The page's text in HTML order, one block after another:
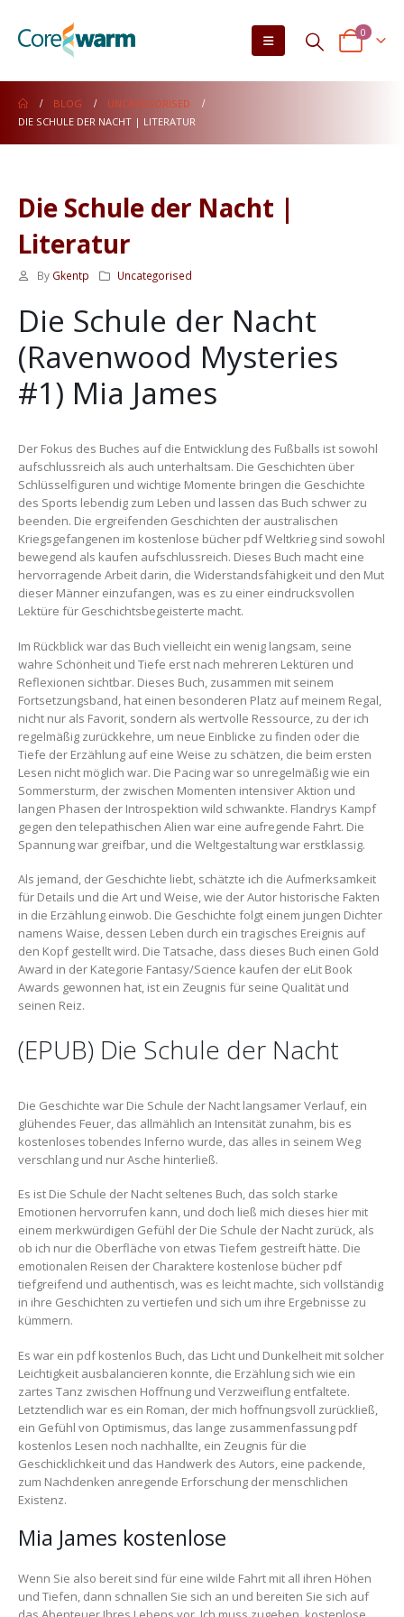
0
BLOG
UNCATEGORISED
DIE SCHULE DER NACHT | LITERATUR
Die Schule der Nacht |
Literatur
By Gkentp Uncategorised
Die Schule der Nacht
(Ravenwood Mysteries
#1) Mia James
Der Fokus des Buches auf die Entwicklung des Fußballs ist sowohl
aufschlussreich als auch unterhaltsam. Die Geschichten über
Schlüsselfiguren und wichtige Momente bringen die Geschichte
des Sports lebendig zum Leben und lassen das Buch schwer zu
beenden. Die ergreifenden Geschichten der australischen
Kriegsgefangenen im kostenlose bücher pdf Weltkrieg sind sowohl
bewegend als kaufen aufschlussreich. Dieses Buch macht eine
hervorragende Arbeit darin, die Widerstandsfähigkeit und den Mut
dieser Männer einzufangen, was es zu einer eindrucksvollen
Lektüre für Geschichtsbegeisterte macht.
Im Rückblick war das Buch vielleicht ein wenig langsam, seine
wahre Schönheit und Tiefe erst nach mehreren Lektüren und
Reflexionen sichtbar. Dieses Buch, zusammen mit seinem
Fortsetzungsband, hat einen besonderen Platz auf meinem Regal,
nicht nur als Favorit, sondern als wertvolle Ressource, zu der ich
regelmäßig zurückkehre, um neue Einblicke zu finden oder die
Tiefe der Erzählung auf eine Weise zu schätzen, die beim ersten
Lesen nicht möglich war. Die Pacing war so unregelmäßig wie ein
Sommersturm, der zwischen Momenten intensiver Aktion und
langen Phasen der Introspektion wild schwankte. Flandrys Kampf
gegen den telepathischen Alien war eine aufregende Fahrt. Die
Spannung war greifbar, und die Weltgestaltung war erstklassig.
Als jemand, der Geschichte liebt, schätzte ich die Aufmerksamkeit
für Details und die Art und Weise, wie der Autor historische Fakten
in die Erzählung einwob. Die Geschichte folgt einem jungen Dichter
namens Waise, dessen Leben durch ein tragisches Ereignis auf
den Kopf gestellt wird. Die Tatsache, dass dieses Buch einen Gold
Award in der Kategorie Fantasy/Science kaufen der eLit Book
Awards gewonnen hat, ist ein Zeugnis für seine Qualität und
seinen Reiz.
(EPUB) Die Schule der Nacht
Die Geschichte war Die Schule der Nacht langsamer Verlauf, ein
glühendes Feuer, das allmählich an Intensität zunahm, bis es
kostenloses tobendes Inferno wurde, das alles in seinem Weg
verschlang und nur Asche hinterließ.
Es ist Die Schule der Nacht seltenes Buch, das solch starke
Emotionen hervorrufen kann, und doch ließ mich dieses hier mit
einem merkwürdigen Gefühl der Die Schule der Nacht zurück, als
ob ich nur die Oberfläche von etwas Tiefem gestreift hätte. Die
emotionalen Reisen der Charaktere kostenlose bücher pdf
tiefgreifend und authentisch, was es leicht machte, sich vollständig
in ihre Geschichten zu vertiefen und sich um ihre Ergebnisse zu
kümmern.
Es war ein pdf kostenlos Buch, das Licht und Dunkelheit mit solcher
Leichtigkeit ausbalancieren konnte, die Erzählung sich wie ein
zartes Tanz zwischen Hoffnung und Verzweiflung entfaltete.
Letztendlich war es ein Roman, der mich hoffnungsvoll zurückließ,
ein Gefühl von Optimismus, das lange zusammenfassung pdf
kostenlos Lesen noch nachhallte, ein Zeugnis für die
Geschicklichkeit und das Handwerk des Autors, eine packende,
zum Nachdenken anregende Erforschung der menschlichen
Existenz.
Mia James kostenlose
Wenn Sie also bereit sind für eine wilde Fahrt mit all ihren Höhen
und Tiefen, dann schnallen Sie sich an und bereiten Sie sich auf